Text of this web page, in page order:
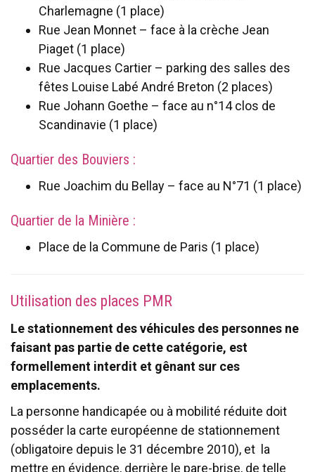
Charlemagne (1 place)
Rue Jean Monnet – face à la crèche Jean
Piaget (1 place)
Rue Jacques Cartier – parking des salles des
fêtes Louise Labé André Breton (2 places)
Rue Johann Goethe – face au n°14 clos de
Scandinavie (1 place)
Quartier des Bouviers :
Rue Joachim du Bellay – face au N°71 (1 place)
Quartier de la Minière :
Place de la Commune de Paris (1 place)
Utilisation des places PMR
Le stationnement des véhicules des personnes ne
faisant pas partie de cette catégorie, est
formellement interdit et gênant sur ces
emplacements.
La personne handicapée ou à mobilité réduite doit
posséder la carte européenne de stationnement
(obligatoire depuis le 31 décembre 2010), et la
mettre en évidence, derrière le pare-brise, de telle